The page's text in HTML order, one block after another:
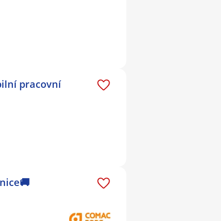
pracovní